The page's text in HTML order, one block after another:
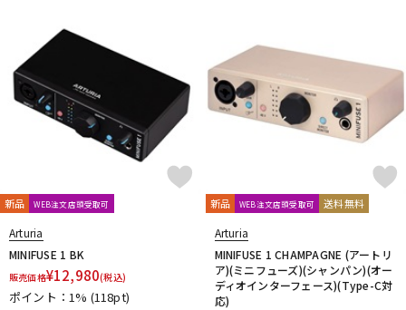
新品 WEB注文店頭受取可
Arturia
MINIFUSE 1 BK
販売価格¥12,980(税込)
ポイント：1% (118pt)
新品 WEB注文店頭受取可 送料無料
Arturia
MINIFUSE 1 CHAMPAGNE (アートリ
ア)(ミニフューズ)(シャンパン)(オー
ディオインターフェース)(Type-C対
応)